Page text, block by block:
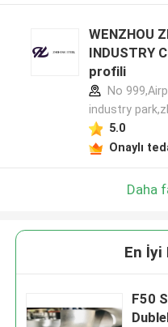
WENZHOU
INDUSTRY
profili
No
industry
5.0
Onaylı
Daha
En İyi
F50